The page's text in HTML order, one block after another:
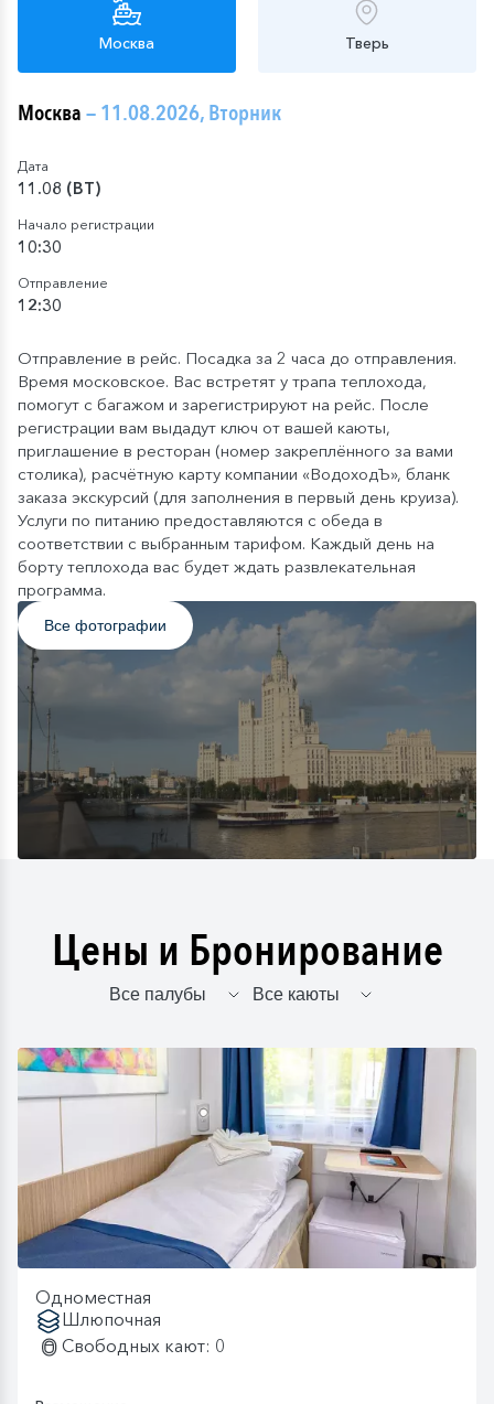
Москва Тверь
Москва— 11.08.2026, Вторник
Дата
11.08 (ВТ)
Начало регистрации
10:30
Отправление
12:30
Отправление в рейс. Посадка за 2 часа до отправления.
Время московское. Вас встретят у трапа теплохода,
помогут с багажом и зарегистрируют на рейс. После
регистрации вам выдадут ключ от вашей каюты,
приглашение в ресторан (номер закреплённого за вами
столика), расчётную карту компании «ВодоходЪ», бланк
заказа экскурсий (для заполнения в первый день круиза).
Услуги по питанию предоставляются с обеда в
соответствии с выбранным тарифом. Каждый день на
борту теплохода вас будет ждать развлекательная
программа.
Все фотографии
Цены и Бронирование
Одноместная
Шлюпочная
Свободных кают: 0